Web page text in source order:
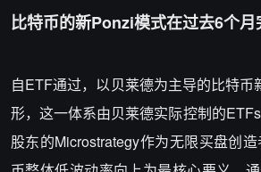
比特币的新Ponzi模式在过去6个
自ETF通过，以贝莱德为主导的比特币
形，这一体系由贝莱德实际控制的
股东的Microstrategy作为无限买盘创